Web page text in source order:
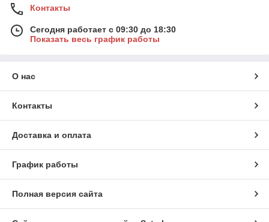
Контакты
Сегодня работает с 09:30 до 18:30
Показать весь график работы
О нас
Контакты
Доставка и оплата
График работы
Полная версия сайта